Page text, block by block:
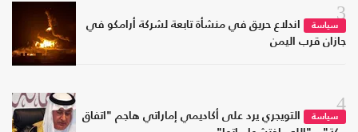
3
سياسة
اندلاع حريق في منشأة تابعة لشركة أرامكو في
جازان قرب اليمن
4
سياسة
التويجري يرد على أكاديمي إماراتي هاجم "اتفاق